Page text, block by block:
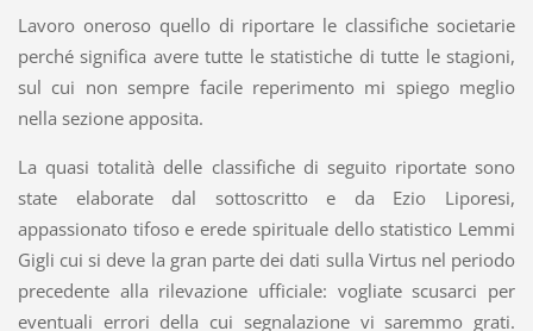
Lavoro oneroso quello di riportare le classifiche societarie
perché significa avere tutte le statistiche di tutte le stagioni,
sul cui non sempre facile reperimento mi spiego meglio
nella sezione apposita.
La quasi totalità delle classifiche di seguito riportate sono
state elaborate dal sottoscritto e da Ezio Liporesi,
appassionato tifoso e erede spirituale dello statistico Lemmi
Gigli cui si deve la gran parte dei dati sulla Virtus nel periodo
precedente alla rilevazione ufficiale: vogliate scusarci per
eventuali errori della cui segnalazione vi saremmo grati.